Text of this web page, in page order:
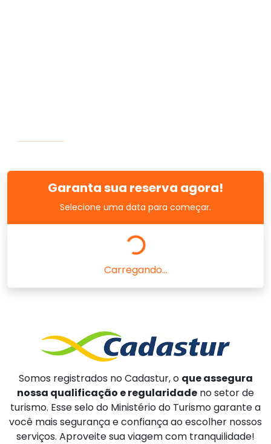
Garanta sua reserva agora!
Selecione uma data para começar.
Carregando...
Somos registrados no Cadastur, o que assegura
nossa qualificação e regularidade no setor de
turismo. Esse selo do Ministério do Turismo garante a
você mais segurança e confiança ao escolher nossos
serviços. Aproveite sua viagem com tranquilidade!